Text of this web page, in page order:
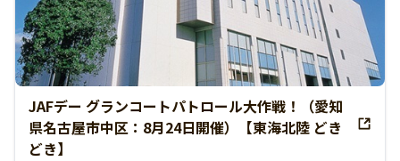
JAFデー グランコートパトロール大作戦！（愛知
県名古屋市中区：8月24日開催）【東海北陸 どき
どき】